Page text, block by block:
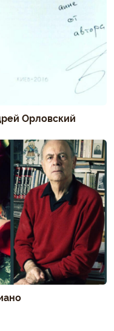
Орловский